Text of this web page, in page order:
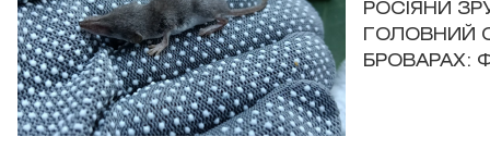
РОСІЯНИ
ГОЛОВНИЙ
БРОВАРАХ: